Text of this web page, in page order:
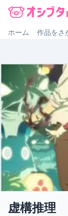
ホーム 作品をさ
虚構推理